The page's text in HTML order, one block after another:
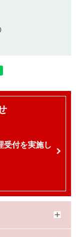
受付を実施し